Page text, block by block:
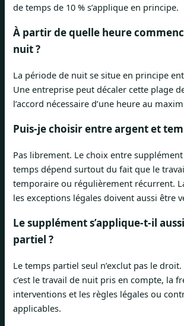
de temps de 10 % s’applique en principe.
À partir de quelle heure
nuit ?
La période de nuit se situe en principe
Une entreprise peut décaler cette plage
l’accord nécessaire d’une heure au
Puis-je choisir entre argent et
Pas librement. Le choix entre
temps dépend surtout du fait que le
temporaire ou régulièrement récurrent.
les exceptions légales doivent aussi être
Le supplément s’applique-t-il
partiel ?
Le temps partiel seul n’exclut pas le
c’est le travail de nuit pris en compte, la
interventions et les règles légales ou
applicables.